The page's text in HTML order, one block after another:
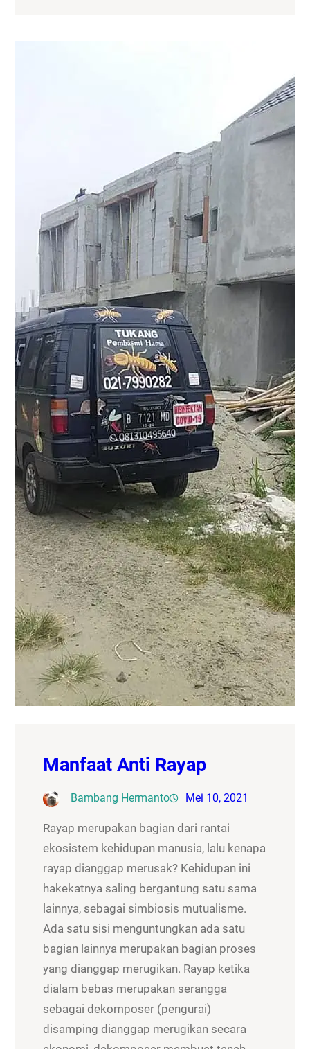
Manfaat Anti Rayap
Bambang Hermanto Mei 10, 2021
Rayap merupakan bagian dari rantai
ekosistem kehidupan manusia, lalu kenapa
rayap dianggap merusak? Kehidupan ini
hakekatnya saling bergantung satu sama
lainnya, sebagai simbiosis mutualisme.
Ada satu sisi menguntungkan ada satu
bagian lainnya merupakan bagian proses
yang dianggap merugikan. Rayap ketika
dialam bebas merupakan serangga
sebagai dekomposer (pengurai)
disamping dianggap merugikan secara